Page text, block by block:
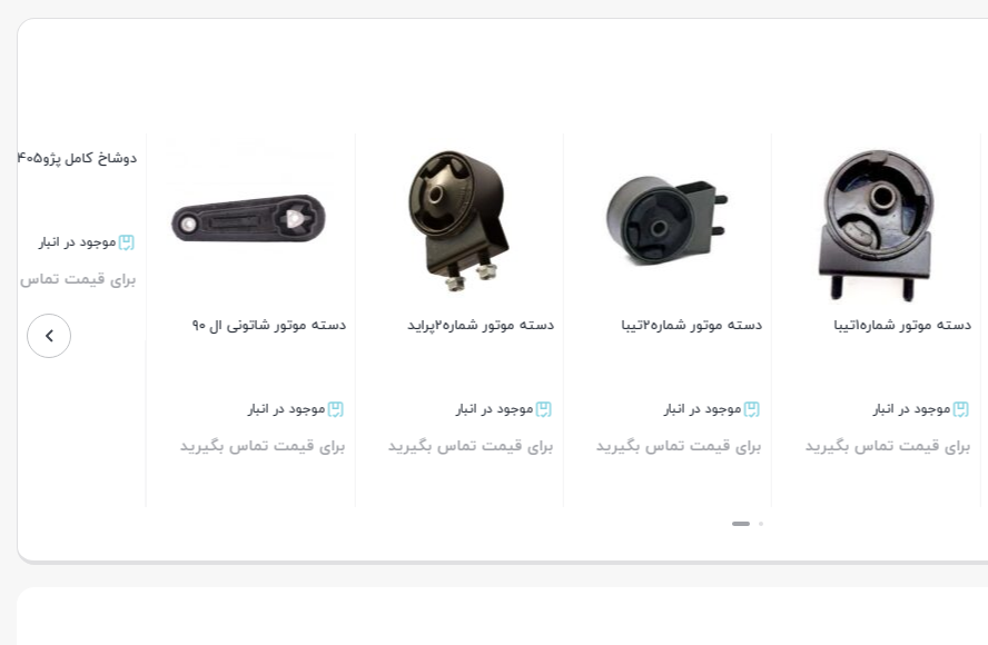
انبار
تماس بگیرید
دسته موتور شماره2تیبا
موجود در انبار
برای قیمت تماس بگیرید
دسته موتور شماره2پرايد
موجود در انبار
برای قیمت تماس بگیرید
دسته موتور شاتونی ال ۹۰
موجود در انبار
برای قیمت تماس بگیرید
دوشاخ کامل پژو405
برای قیمت تماس بگیرید